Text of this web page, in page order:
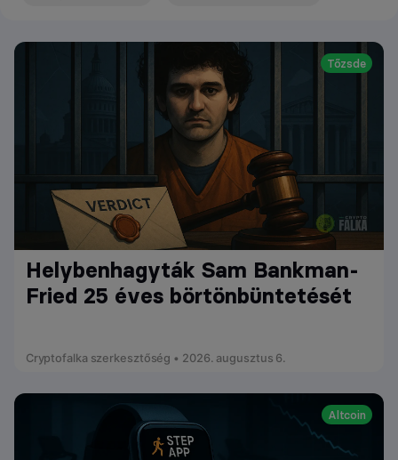
Tőzsde
Helybenhagyták Sam Bankman-
Fried 25 éves börtönbüntetését
Cryptofalka szerkesztőség • 2026. augusztus 6.
Altcoin